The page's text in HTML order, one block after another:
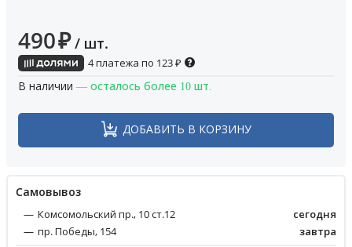
490₽ / шт.
4 платежа по 123₽
В наличии — осталось более 10 шт.
ДОБАВИТЬ В КОРЗИНУ
Cамовывоз
Комсомольский пр., 10 ст.12
сегодня
пр. Победы, 154
завтра